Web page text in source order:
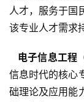
人才，服务于国
该专业人才需求
电子信息工
信息时代的核心
础理论及应用能